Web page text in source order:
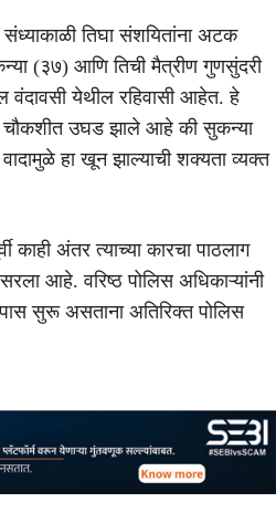
संध्याकाळी तिघा संशयितांना अटक
(३७) आणि तिची मैत्रीण गुणसुंदरी
वंदावसी येथील रहिवासी आहेत. हे
चौकशीत उघड झाले आहे की सुकन्या
हा खून झाल्याची शक्यता व्यक्त
काही अंतर त्याच्या कारचा पाठलाग
आहे. वरिष्ठ पोलिस अधिकाऱ्यांनी
सुरू असताना अतिरिक्त पोलिस